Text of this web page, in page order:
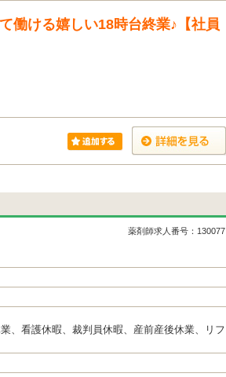
働ける嬉しい18時台終業♪【社員
薬剤師求人番号：130077
、看護休暇、裁判員休暇、産前産後休業、リフ